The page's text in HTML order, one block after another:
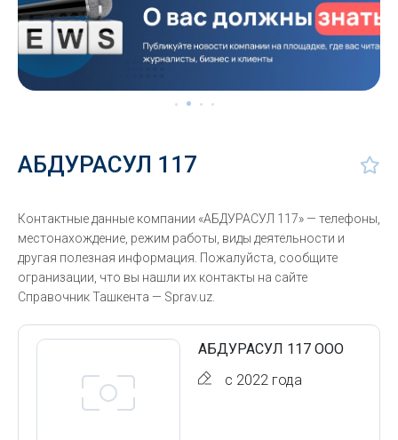
АБДУРАСУЛ 117
Контактные данные компании «АБДУРАСУЛ 117» — телефоны,
местонахождение, режим работы, виды деятельности и
другая полезная информация. Пожалуйста, сообщите
огранизации, что вы нашли их контакты на сайте
Справочник Ташкента — Sprav.uz.
АБДУРАСУЛ 117 ООО
с 2022 года